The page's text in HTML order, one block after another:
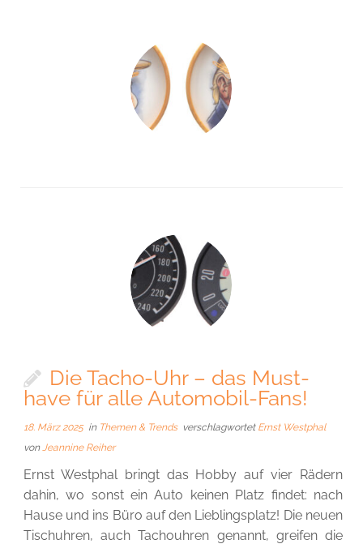
Die Tacho-Uhr – das Must-
have für alle Automobil-Fans!
18. März 2025in Themen & Trends verschlagwortet Ernst Westphal
vonJeannine Reiher
Ernst Westphal bringt das Hobby auf vier Rädern
dahin, wo sonst ein Auto keinen Platz findet: nach
Hause und ins Büro auf den Lieblingsplatz! Die neuen
Tischuhren, auch Tachouhren genannt, greifen die